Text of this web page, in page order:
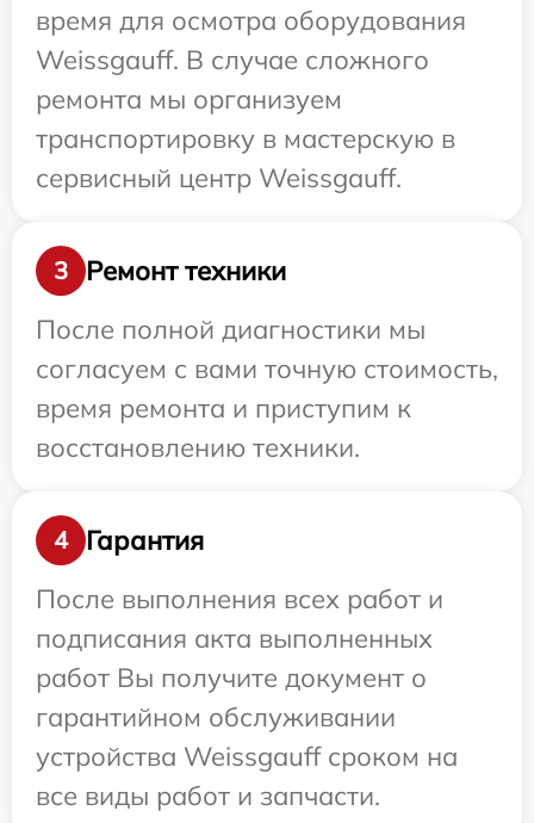
время для осмотра оборудования
Weissgauff. В случае сложного
ремонта мы организуем
транспортировку в мастерскую в
сервисный центр Weissgauff.
3
Ремонт техники
После полной диагностики мы
согласуем с вами точную стоимость,
время ремонта и приступим к
восстановлению техники.
4
Гарантия
После выполнения всех работ и
подписания акта выполненных
работ Вы получите документ о
гарантийном обслуживании
устройства Weissgauff сроком на
все виды работ и запчасти.